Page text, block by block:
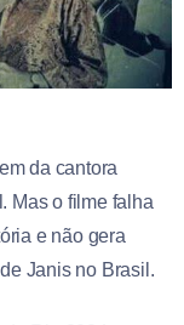
da cantora
Mas o filme falha
e não gera
Janis no Brasil.